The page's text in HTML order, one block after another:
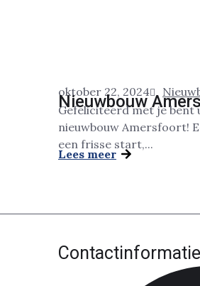
oktober 22, 2024
Nieuwbouw
Gefeliciteerd met je bent
nieuwbouw Amersfoort!
een frisse start,...
Lees meer